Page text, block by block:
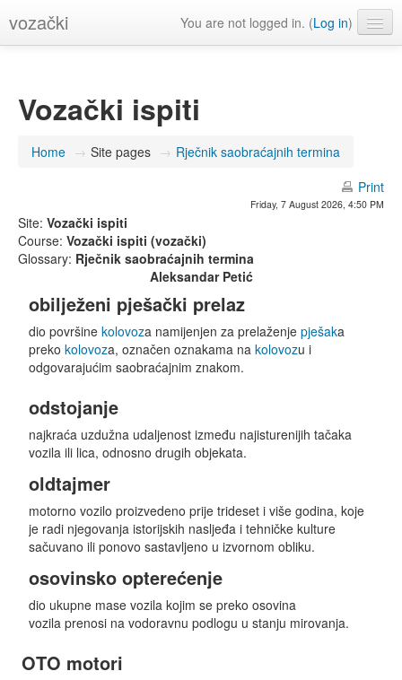
vozački You are not logged in. (Log in)
Vozački ispiti
Home → Site pages → Rječnik saobraćajnih termina
Print
Friday, 7 August 2026, 4:50 PM
Site: Vozački ispiti
Course: Vozački ispiti (vozački)
Glossary: Rječnik saobraćajnih termina
Aleksandar Petić
obilježeni pješački prelaz
dio površine kolovoza namijenjen za prelaženje pješaka
preko kolovoza, označen oznakama na kolovozu i
odgovarajućim saobraćajnim znakom.
odstojanje
najkraća uzdužna udaljenost između najisturenijih tačaka
vozila ili lica, odnosno drugih objekata.
oldtajmer
motorno vozilo proizvedeno prije trideset i više godina, koje
je radi njegovanja istorijskih nasljeđa i tehničke kulture
sačuvano ili ponovo sastavljeno u izvornom obliku.
osovinsko opterećenje
dio ukupne mase vozila kojim se preko osovina
vozila prenosi na vodoravnu podlogu u stanju mirovanja.
OTO motori